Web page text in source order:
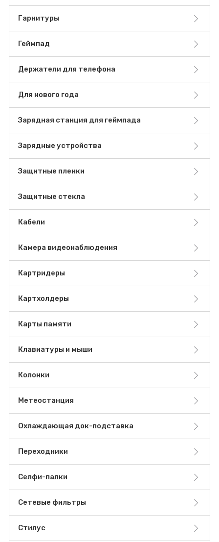
Гарнитуры
Геймпад
Держатели для телефона
Для нового года
Зарядная станция для геймпада
Зарядные устройства
Защитные пленки
Защитные стекла
Кабели
Камера видеонаблюдения
Картридеры
Картхолдеры
Карты памяти
Клавиатуры и мыши
Колонки
Метеостанция
Охлаждающая док-подставка
Переходники
Селфи-палки
Сетевые фильтры
Стилус